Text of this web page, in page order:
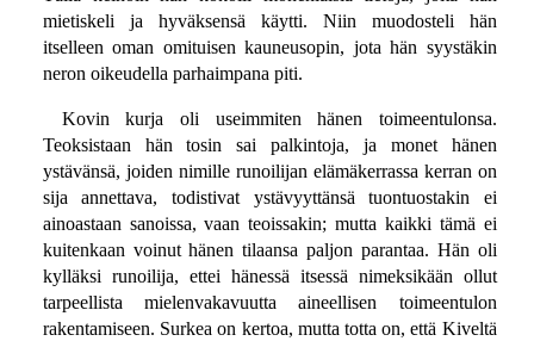
mietiskeli ja hyväksensä käytti. Niin muodosteli hän
itselleen oman omituisen kauneusopin, jota hän syystäkin
neron oikeudella parhaimpana piti.
Kovin kurja oli useimmiten hänen toimeentulonsa.
Teoksistaan hän tosin sai palkintoja, ja monet hänen
ystävänsä, joiden nimille runoilijan elämäkerrassa kerran on
sija annettava, todistivat ystävyyttänsä tuontuostakin ei
ainoastaan sanoissa, vaan teoissakin; mutta kaikki tämä ei
kuitenkaan voinut hänen tilaansa paljon parantaa. Hän oli
kylläksi runoilija, ettei hänessä itsessä nimeksikään ollut
tarpeellista mielenvakavuutta aineellisen toimeentulon
rakentamiseen. Surkea on kertoa, mutta totta on, että Kiveltä